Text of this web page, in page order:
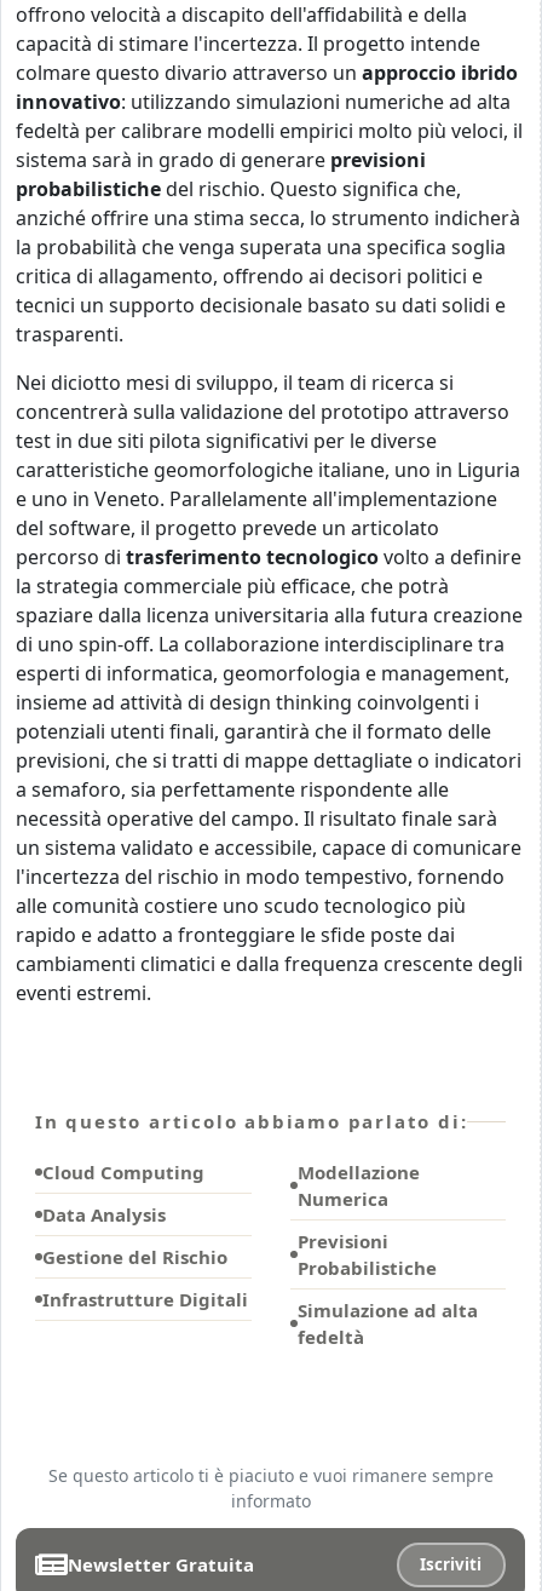
offrono velocità a discapito dell'affidabilità e della
capacità di stimare l'incertezza. Il progetto intende
colmare questo divario attraverso un approccio ibrido
innovativo: utilizzando simulazioni numeriche ad alta
fedeltà per calibrare modelli empirici molto più veloci, il
sistema sarà in grado di generare previsioni
probabilistichedel rischio. Questo significa che,
anziché offrire una stima secca, lo strumento indicherà
la probabilità che venga superata una specifica soglia
critica di allagamento, offrendo ai decisori politici e
tecnici un supporto decisionale basato su dati solidi e
trasparenti.
Nei diciotto mesi di sviluppo, il team di ricerca si
concentrerà sulla validazione del prototipo attraverso
test in due siti pilota significativi per le diverse
caratteristiche geomorfologiche italiane, uno in Liguria
e uno in Veneto. Parallelamente all'implementazione
del software, il progetto prevede un articolato
percorso di trasferimento tecnologicovolto a definire
la strategia commerciale più efficace, che potrà
spaziare dalla licenza universitaria alla futura creazione
di uno spin-off. La collaborazione interdisciplinare tra
esperti di informatica, geomorfologia e management,
insieme ad attività di design thinking coinvolgenti i
potenziali utenti finali, garantirà che il formato delle
previsioni, che si tratti di mappe dettagliate o indicatori
a semaforo, sia perfettamente rispondente alle
necessità operative del campo. Il risultato finale sarà
un sistema validato e accessibile, capace di comunicare
l'incertezza del rischio in modo tempestivo, fornendo
alle comunità costiere uno scudo tecnologico più
rapido e adatto a fronteggiare le sfide poste dai
cambiamenti climatici e dalla frequenza crescente degli
eventi estremi.
In questo articolo abbiamo parlato di:
Cloud Computing
Data Analysis
Gestione del Rischio
Infrastrutture Digitali
Modellazione
Numerica
Previsioni
Probabilistiche
Simulazione ad alta
fedeltà
Se questo articolo ti è piaciuto e vuoi rimanere sempre
informato
Newsletter Gratuita Iscriviti